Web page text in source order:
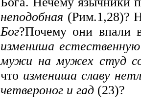
неподобная (Рим.1,28)?
Бог?Почему они впали
измениша
мужи на мужех студ
что измениша славу
четвероног и гад (23)?